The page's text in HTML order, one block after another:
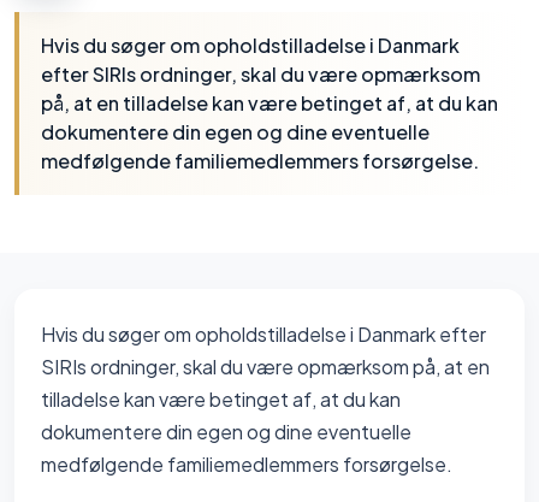
Hvis du søger om opholdstilladelse i Danmark
efter SIRIs ordninger, skal du være opmærksom
på, at en tilladelse kan være betinget af, at du kan
dokumentere din egen og dine eventuelle
medfølgende familiemedlemmers forsørgelse.
Hvis du søger om opholdstilladelse i Danmark efter
SIRIs ordninger, skal du være opmærksom på, at en
tilladelse kan være betinget af, at du kan
dokumentere din egen og dine eventuelle
medfølgende familiemedlemmers forsørgelse.